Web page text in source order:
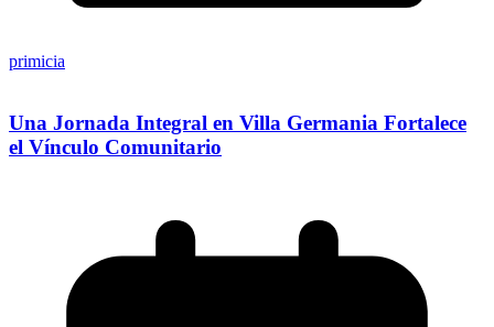
primicia
Una Jornada Integral en Villa Germania Fortalece
el Vínculo Comunitario